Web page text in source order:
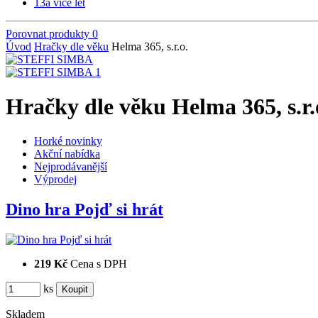
Porovnat produkty 0
Úvod Hračky dle věku Helma 365, s.r.o.
Hračky dle věku Helma 365,
Horké novinky
Akční nabídka
Nejprodávanější
Výprodej
Dino hra Pojď si hrát
219 Kč Cena s DPH
ks
Skladem